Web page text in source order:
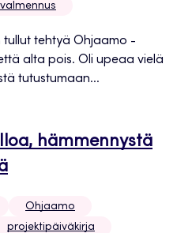
valmennus
tullut tehtyä Ohjaamo -
alta pois. Oli upeaa vielä
tutustumaan...
Iloa, hämmennystä
Ohjaamo
projektipäiväkirja